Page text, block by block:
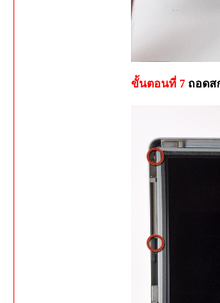
ขั้นตอนที่ 7 ถอดส